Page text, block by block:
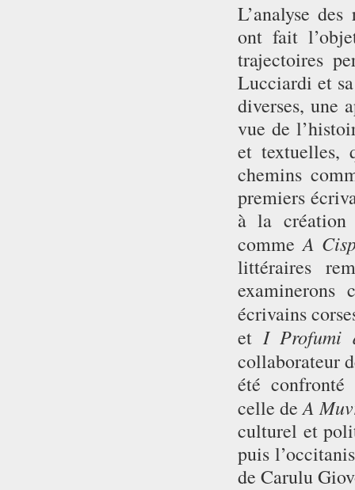
L’analyse
ont fait
trajectoires
Lucciardi et
diverses, une
vue de
et textuelles,
chemins
premiers
à la création
commeA
littéraires
écrivains
et I Profumi
collaborateur
été confronté
celle deA
culturel et
puis
de Carulu